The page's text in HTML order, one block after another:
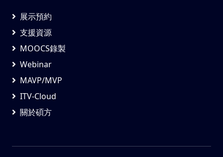
展示預約
支援資源
MOOCS錄製
Webinar
MAVP/MVP
ITV-Cloud
關於碩方